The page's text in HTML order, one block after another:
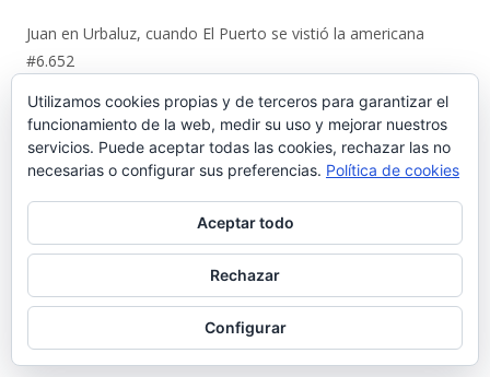
Juan en Urbaluz, cuando El Puerto se vistió la americana
#6.652
Manuel Almisas Albéndiz en Uno a uno: el cruel destino de los
jóvenes comunistas de El Puerto tras el golpe militar de 1936
(y II) #6.644
Los últimos coletazos de una enseñanza
basada en el miedo #6.651
José Antonio Cots RojasenLos últimos coletazos de una
enseñanza basada en el miedo #6.651
Utilizamos cookies propias y de terceros para garantizar el
funcionamiento de la web, medir su uso y mejorar nuestros
servicios. Puede aceptar todas las cookies, rechazar las no
necesarias o configurar sus preferencias. Política de cookies
Aceptar todo
Rechazar
Configurar